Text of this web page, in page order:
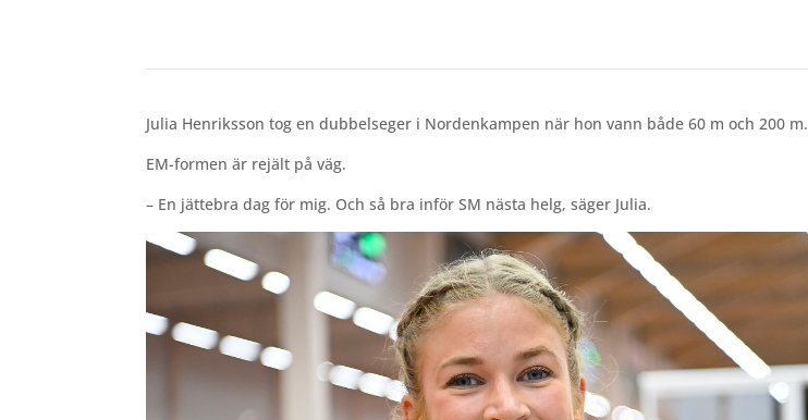
Julia Henriksson tog en dubbelseger i Nordenkampen när hon vann både 60 m och 200 m.
EM-formen är rejält på väg.
– En jättebra dag för mig. Och så bra inför SM nästa helg, säger Julia.